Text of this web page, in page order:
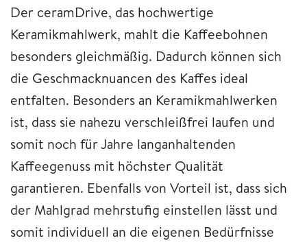
Der ceramDrive, das hochwertige
Keramikmahlwerk, mahlt die Kaffeebohnen
besonders gleichmäßig. Dadurch können sich
die Geschmacknuancen des Kaffes ideal
entfalten. Besonders an Keramikmahlwerken
ist, dass sie nahezu verschleißfrei laufen und
somit noch für Jahre langanhaltenden
Kaffeegenuss mit höchster Qualität
garantieren. Ebenfalls von Vorteil ist, dass sich
der Mahlgrad mehrstufig einstellen lässt und
somit individuell an die eigenen Bedürfnisse